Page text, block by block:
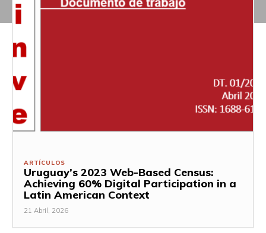
ARTÍCULOS
Uruguay’s 2023 Web-Based Census:
Achieving 60% Digital Participation in a
Latin American Context
21 Abril, 2026